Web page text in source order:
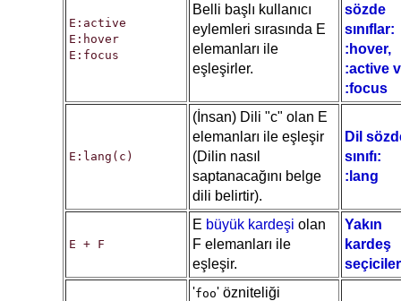
E:active
E:hover
E:focus
Belli başlı kullanıcı
eylemleri sırasında E
elemanları ile
eşleşirler.
sözde
sınıflar:
:hover,
:active
:focus
E:lang(c)
(İnsan) Dili "c" olan E
elemanları ile eşleşir
(Dilin nasıl
saptanacağını belge
dili belirtir).
Dil
sınıfı:
:lang
E + F
E büyük kardeşi olan
F elemanları ile
eşleşir.
Yakın
kardeş
seçiciler
'foo' özniteliği